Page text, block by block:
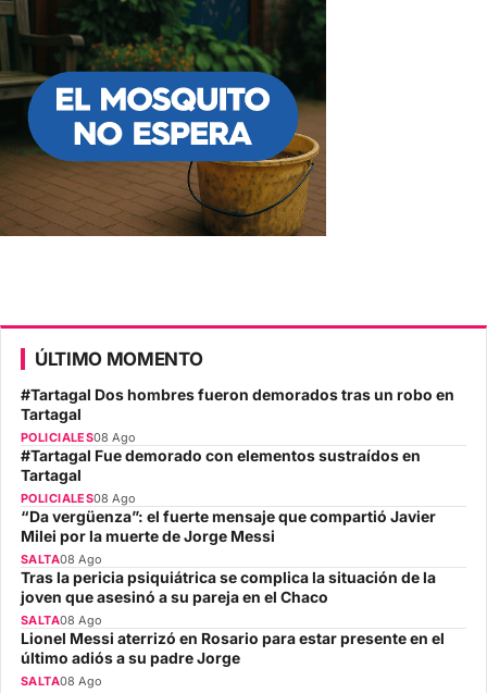
ÚLTIMO MOMENTO
#Tartagal Dos hombres fueron demorados tras un robo en
Tartagal
POLICIALES08 Ago
#Tartagal Fue demorado con elementos sustraídos en
Tartagal
POLICIALES08 Ago
“Da vergüenza”: el fuerte mensaje que compartió Javier
Milei por la muerte de Jorge Messi
SALTA08 Ago
Tras la pericia psiquiátrica se complica la situación de la
joven que asesinó a su pareja en el Chaco
SALTA08 Ago
Lionel Messi aterrizó en Rosario para estar presente en el
último adiós a su padre Jorge
SALTA08 Ago